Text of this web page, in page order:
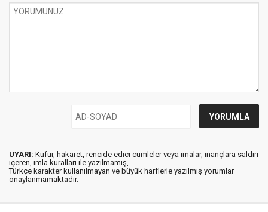
UYARI: Küfür, hakaret, rencide edici cümleler veya imalar, inançlara saldırı
içeren, imla kuralları ile yazılmamış,
Türkçe karakter kullanılmayan ve büyük harflerle yazılmış yorumlar
onaylanmamaktadır.